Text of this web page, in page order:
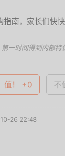
指南，家长们快
第一时间得到内部特
值！ +0 不
26 22:48